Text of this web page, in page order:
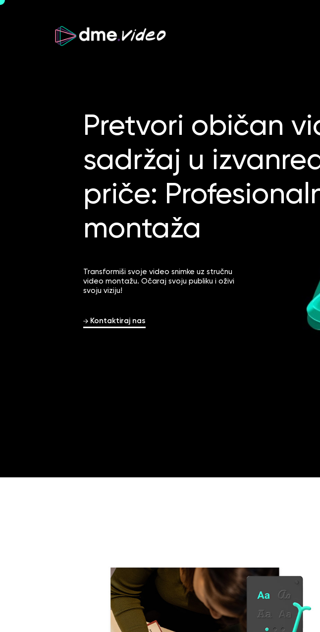
Pretvori običan
sadržaj u
priče:
montaža
Transformiši svoje video snimke uz stručnu
video montažu. Očaraj svoju publiku i oživi
svoju viziju!
Kontaktiraj nas